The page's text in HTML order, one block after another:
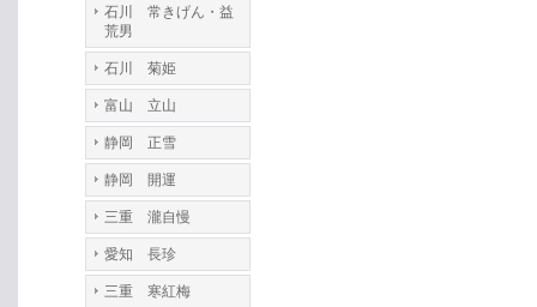
石川 常きげん・益
荒男
石川 菊姫
富山 立山
静岡 正雪
静岡 開運
三重 瀧自慢
愛知 長珍
三重 寒紅梅